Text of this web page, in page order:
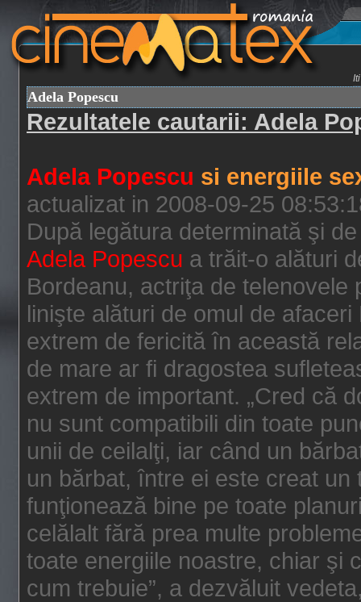
Adela Popescu
Rezultatele cautarii: Adela
Adela Popescu si energiile
actualizat in 2008-09-25
După legătura determinată şi
Adela Popescu a trăit-o alături
Bordeanu, actriţa de telenovele
linişte alături de omul de
extrem de fericită în această
de mare ar fi dragostea
extrem de important. „Cred că
nu sunt compatibili din toate
unii de ceilalţi, iar când un
un bărbat, între ei este creat
funţionează bine pe toate
celălalt fără prea multe
toate energiile noastre, chiar şi
cum trebuie”, a dezvăluit